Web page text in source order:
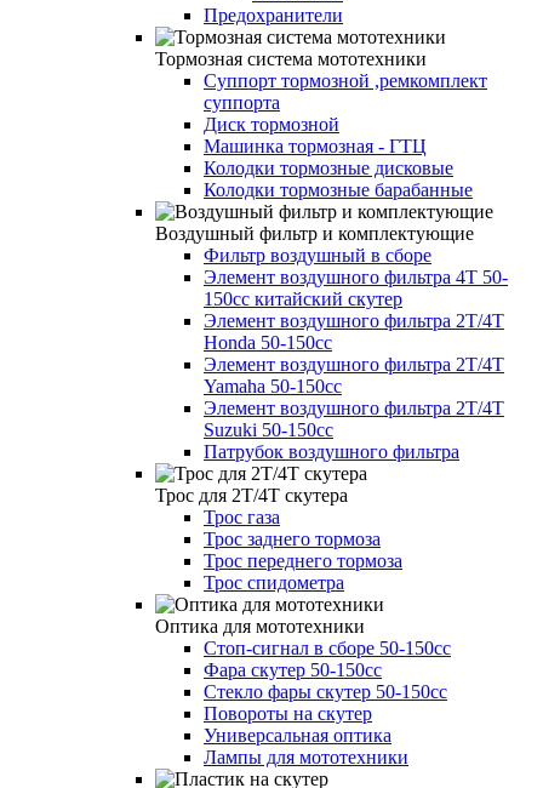
Предохранители
Тормозная система мототехники
Суппорт тормозной ,ремкомплект
суппорта
Диск тормозной
Машинка тормозная - ГТЦ
Колодки тормозные дисковые
Колодки тормозные барабанные
Воздушный фильтр и комплектующие
Фильтр воздушный в сборе
Элемент воздушного фильтра 4Т 50-
150сс китайский скутер
Элемент воздушного фильтра 2Т/4Т
Honda 50-150cc
Элемент воздушного фильтра 2Т/4Т
Yamaha 50-150cc
Элемент воздушного фильтра 2Т/4Т
Suzuki 50-150cc
Патрубок воздушного фильтра
Трос для 2Т/4Т скутера
Трос газа
Трос заднего тормоза
Трос переднего тормоза
Трос спидометра
Оптика для мототехники
Стоп-сигнал в сборе 50-150cc
Фара скутер 50-150cc
Стекло фары скутер 50-150cc
Повороты на скутер
Универсальная оптика
Лампы для мототехники